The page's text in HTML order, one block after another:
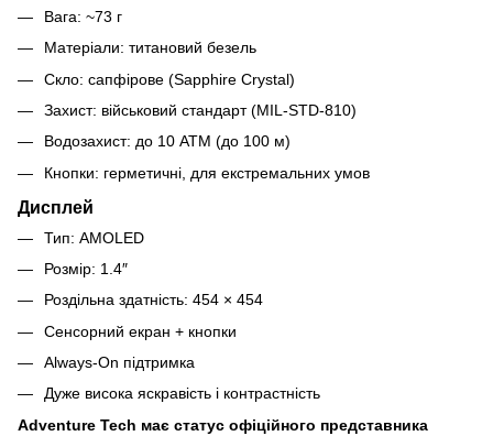
Вага: ~73 г
Матеріали: титановий безель
Скло: сапфірове (Sapphire Crystal)
Захист: військовий стандарт (MIL-STD-810)
Водозахист: до 10 ATM (до 100 м)
Кнопки: герметичні, для екстремальних умов
Дисплей
Тип: AMOLED
Розмір: 1.4″
Роздільна здатність: 454 × 454
Сенсорний екран + кнопки
Always-On підтримка
Дуже висока яскравість і контрастність
Adventure Tech має статус офіційного представника